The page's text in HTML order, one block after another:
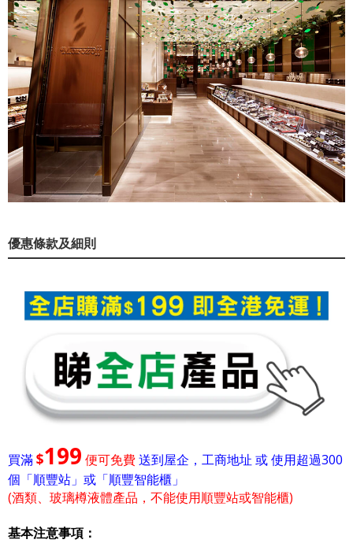
優惠條款及細則
買滿$199 便可免費送到屋企，工商地址 或 使用超過300
個「順豐站」或「順豐智能櫃」
(酒類、玻璃樽液體產品，不能使用順豐站或智能櫃)
基本注意事項：